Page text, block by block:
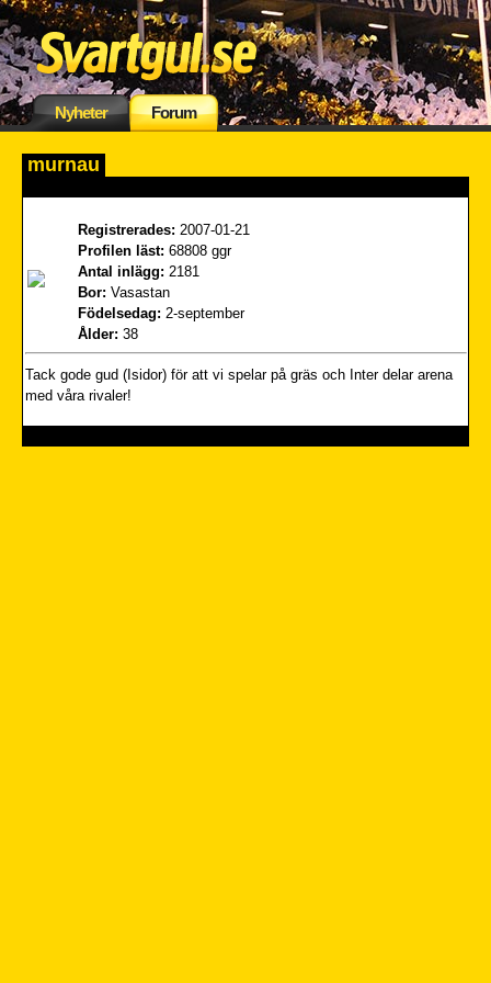
Nyheter Forum
murnau
Registrerades: 2007-01-21
Profilen läst: 68808 ggr
Antal inlägg: 2181
Bor: Vasastan
Födelsedag: 2-september
Ålder: 38
Tack gode gud (Isidor) för att vi spelar på gräs och Inter delar arena
med våra rivaler!